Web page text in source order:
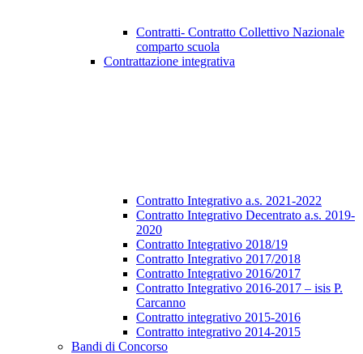
Contratti- Contratto Collettivo Nazionale
comparto scuola
Contrattazione integrativa
Contratto Integrativo a.s. 2021-2022
Contratto Integrativo Decentrato a.s. 2019-
2020
Contratto Integrativo 2018/19
Contratto Integrativo 2017/2018
Contratto Integrativo 2016/2017
Contratto Integrativo 2016-2017 – isis P.
Carcanno
Contratto integrativo 2015-2016
Contratto integrativo 2014-2015
Bandi di Concorso